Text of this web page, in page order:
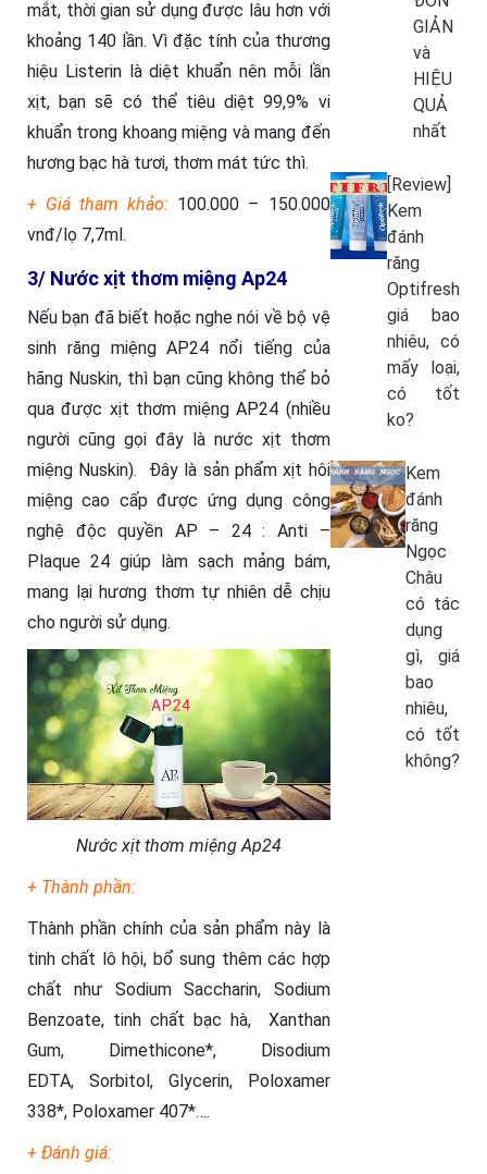
mắt, thời gian sử dụng được lâu hơn với
khoảng 140 lần. Vì đặc tính của thương
hiệu Listerin là diệt khuẩn nên mỗi lần
xịt, bạn sẽ có thể tiêu diệt 99,9% vi
khuẩn trong khoang miệng và mang đến
hương bạc hà tươi, thơm mát tức thì.
+ Giá tham khảo: 100.000 – 150.000
vnđ/lọ 7,7ml.
3/ Nước xịt thơm miệng Ap24
Nếu bạn đã biết hoặc nghe nói về bộ vệ
sinh răng miệng AP24 nổi tiếng của
hãng Nuskin, thì bạn cũng không thể bỏ
qua được xịt thơm miệng AP24 (nhiều
người cũng gọi đây là nước xịt thơm
miệng Nuskin). Đây là sản phẩm xịt hôi
miệng cao cấp được ứng dụng công
nghệ độc quyền AP – 24 : Anti –
Plaque 24 giúp làm sạch mảng bám,
mang lại hương thơm tự nhiên dễ chịu
cho người sử dụng.
Nước xịt thơm miệng Ap24
+ Thành phần:
Thành phần chính của sản phẩm này là
tinh chất lô hội, bổ sung thêm các hợp
chất như Sodium Saccharin, Sodium
Benzoate, tinh chất bạc hà, Xanthan
Gum, Dimethicone*, Disodium
EDTA, Sorbitol, Glycerin, Poloxamer
338*, Poloxamer 407*….
+ Đánh giá:
GIẢN
và
HIỆU
QUẢ
nhất
[Review]
Kem
đánh
răng
Optifresh
giá bao
nhiêu, có
mấy loại,
có tốt
ko?
Kem
đánh
răng
Ngọc
Châu
có tác
dụng
gì, giá
bao
nhiêu,
có tốt
không?